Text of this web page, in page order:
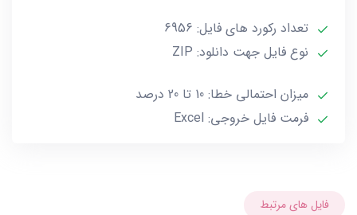
حداکثر 20 درصد خطا داشته باشند.***
تعداد رکورد های فایل: 6956
نوع فایل جهت دانلود: ZIP
میزان احتمالی خطا: 10 تا 20 درصد
فرمت فایل خروجی: Excel
فایل های مرتبط